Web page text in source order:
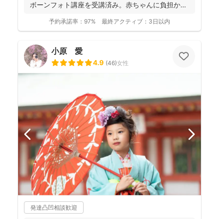
ボーンフォト講座を受講済み。赤ちゃんに負担かけ
予約承諾率： 97% 最終アクティブ： 3日以内
小原 愛
4.9 (46)女性
発達凸凹相談歓迎